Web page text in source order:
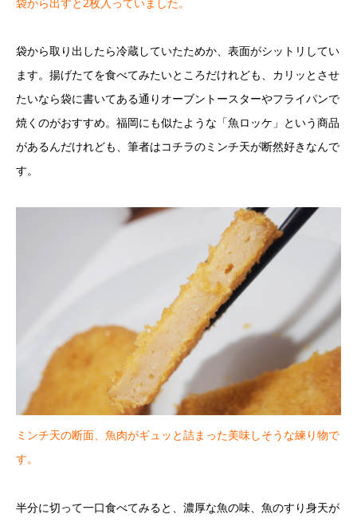
袋から取り出したら冷蔵していたためか、表面がシットリしてい
ます。揚げたてを食べてみたいところだけれども、カリッとさせ
たいなら袋に書いてある通りオーブントースターやフライパンで
焼くのがおすすめ。福岡にも似たような「魚ロッケ」という商品
があるんだけれども、筆者はコチラのミンチ天が断然好きなんで
す。
ミンチ天の断面、魚肉がギュッと詰まった美味しそうな練り物で
す。
半分に切って一口食べてみると、濃厚な魚の味、魚のすり身天が